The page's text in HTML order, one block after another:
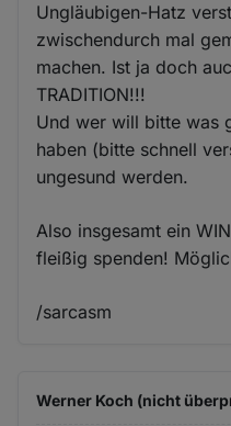
Ungläubigen-Hatz
zwischendurch mal
machen. Ist ja doch
TRADITION!!!
Und wer will bitte was
haben (bitte schnell
ungesund werden.
Also insgesamt ein
fleißig spenden!
/sarcasm
Werner Koch (nicht